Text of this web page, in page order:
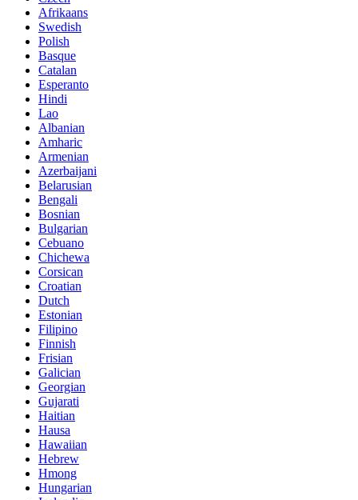
Afrikaans
Swedish
Polish
Basque
Catalan
Esperanto
Hindi
Lao
Albanian
Amharic
Armenian
Azerbaijani
Belarusian
Bengali
Bosnian
Bulgarian
Cebuano
Chichewa
Corsican
Croatian
Dutch
Estonian
Filipino
Finnish
Frisian
Galician
Georgian
Gujarati
Haitian
Hausa
Hawaiian
Hebrew
Hmong
Hungarian